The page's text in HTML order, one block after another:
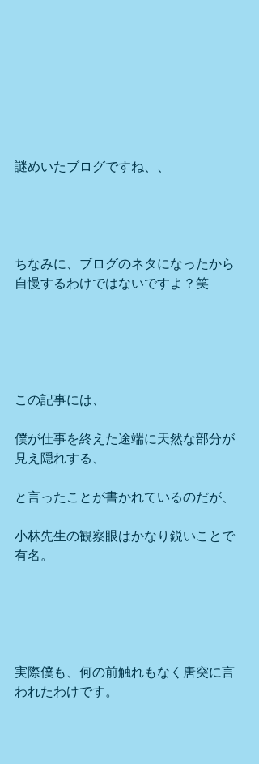
謎めいたブログですね、、
ちなみに、ブログのネタになったから
自慢するわけではないですよ？笑
この記事には、
僕が仕事を終えた途端に天然な部分が
見え隠れする、
と言ったことが書かれているのだが、
小林先生の観察眼はかなり鋭いことで
有名。
実際僕も、何の前触れもなく唐突に言
われたわけです。